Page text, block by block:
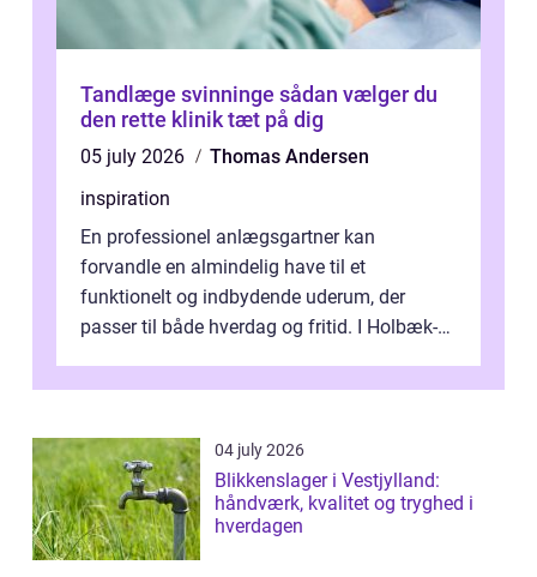
Tandlæge svinninge sådan vælger du
den rette klinik tæt på dig
05 july 2026
Thomas Andersen
inspiration
En professionel anlægsgartner kan
forvandle en almindelig have til et
funktionelt og indbydende uderum, der
passer til både hverdag og fritid. I Holbæk-
ønsker mere...
04 july 2026
Blikkenslager i Vestjylland:
håndværk, kvalitet og tryghed i
hverdagen